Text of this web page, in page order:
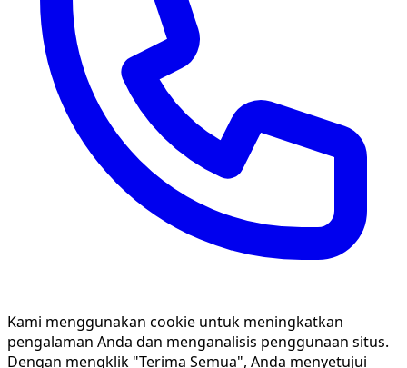
Kami menggunakan cookie untuk meningkatkan
pengalaman Anda dan menganalisis penggunaan situs.
Dengan mengklik "Terima Semua", Anda menyetujui